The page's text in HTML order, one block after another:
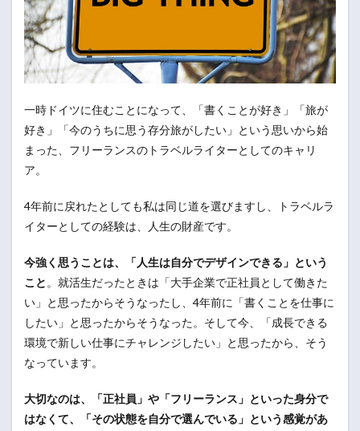
一時ドイツに住むことになって、「書くことが好き」「旅が
好き」「今のうちに思う存分旅がしたい」という思いから始
まった、フリーランスのトラベルライターとしてのキャリ
ア。
4年前に戻れたとしても私は同じ道を選びますし、トラベルラ
イターとしての経験は、人生の財産です。
今強く思うことは、「人生は自分でデザインできる」という
こと 。就活生だったときは「大手企業で正社員として働きた
い」と思ったからそうなったし、4年前に「書くことを仕事に
したい」と思ったからそうなった。そして今、「成長できる
環境で新しい仕事にチャレンジしたい」と思ったから、そう
なっています。
大切なのは、「正社員」や「フリーランス」といった身分で
はなくて、「その状態を自分で選んでいる」という感覚があ